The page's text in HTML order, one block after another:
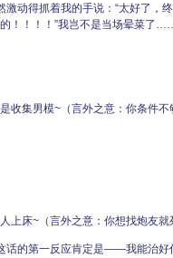
动得抓着我的手说：“太好了，
！！！！”我岂不是当场晕菜了
集男模~（言外之意：你条件不
上床~（言外之意：你想找炮友就
话的第一反应肯定是——我能治好